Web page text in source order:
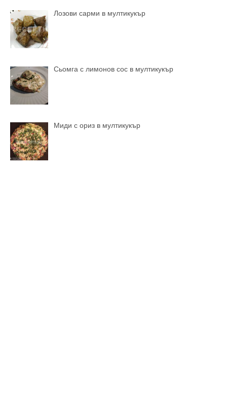
Лозови сарми в мултикукър
Сьомга с лимонов сос в мултикукър
Миди с ориз в мултикукър